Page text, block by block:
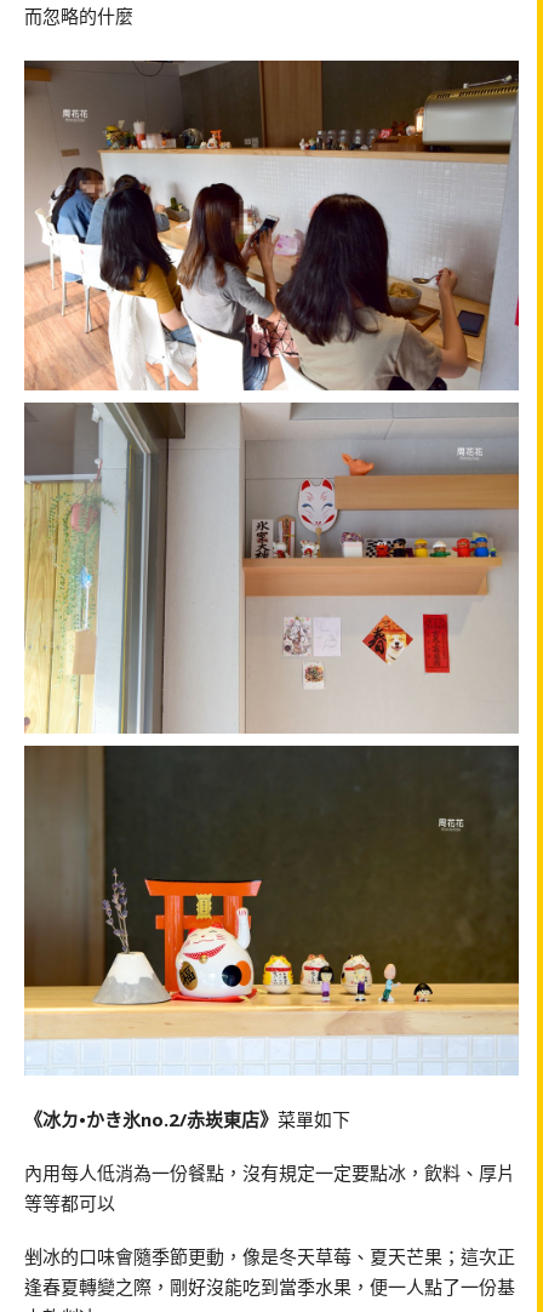
而忽略的什麼
《冰ㄉ•かき氷no.2/赤崁東店》 菜單如下
內用每人低消為一份餐點，沒有規定一定要點冰，飲料、厚片
等等都可以
剉冰的口味會隨季節更動，像是冬天草莓、夏天芒果；這次正
逢春夏轉變之際，剛好沒能吃到當季水果，便一人點了一份基